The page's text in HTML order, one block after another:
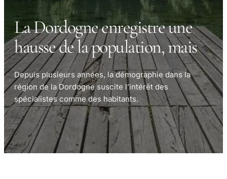
La Dordogne enregistre une
hausse de la population, mais
Depuis plusieurs années, la démographie dans la
région de la Dordogne suscite l’intérêt des
spécialistes comme des habitants.